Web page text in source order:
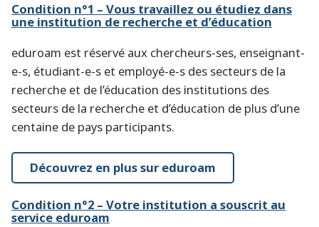
Condition n°1 – Vous travaillez ou étudiez dans
une institution de recherche et d’éducation
eduroam est réservé aux chercheurs-ses, enseignant-
e-s, étudiant-e-s et employé-e-s des secteurs de la
recherche et de l’éducation des institutions des
secteurs de la recherche et d’éducation de plus d’une
centaine de pays participants.
Découvrez en plus sur eduroam
Condition n°2 – Votre institution a souscrit au
service eduroam